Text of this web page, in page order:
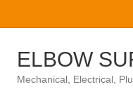
contentELBOW
Mechanical, Electrical,